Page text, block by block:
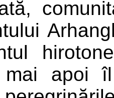
mai apoi